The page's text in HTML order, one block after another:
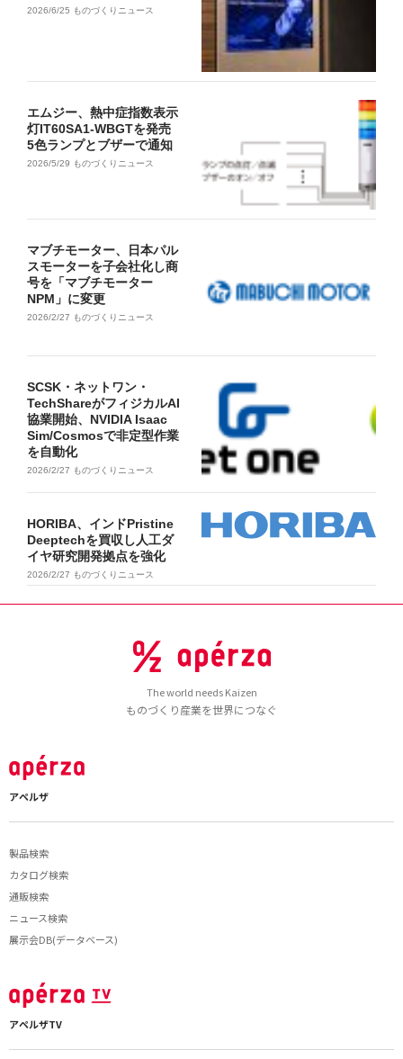
2026/6/25 ものづくりニュース
エムジー、熱中症指数表示
灯IT60SA1-WBGTを発売
5色ランプとブザーで通知
2026/5/29 ものづくりニュース
マブチモーター、日本パル
スモーターを子会社化し商
号を「マブチモーター
NPM」に変更
2026/2/27 ものづくりニュース
SCSK・ネットワン・
TechShareがフィジカルAI
協業開始、NVIDIA Isaac
Sim/Cosmosで非定型作業
を自動化
2026/2/27 ものづくりニュース
HORIBA、インドPristine
Deeptechを買収し人工ダ
イヤ研究開発拠点を強化
2026/2/27 ものづくりニュース
The world needs Kaizen
ものづくり産業を世界につなぐ
アペルザ
製品検索
カタログ検索
通販検索
ニュース検索
展示会DB(データベース)
アペルザTV